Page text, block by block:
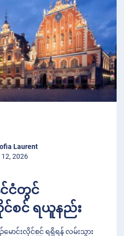
Laurent
2026
ငံတွင်
င်စင် ရယူနည်း
ောင်းလိုင်စင် ရရှိရန် လမ်းသွား